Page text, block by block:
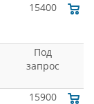
15400
Под
запрос
15900